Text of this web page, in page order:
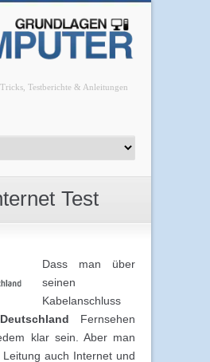
Testberichte & Anleitungen
Test
Dass man über
seinen
Kabelanschluss
Fernsehen
klar sein. Aber man
auch Internet und